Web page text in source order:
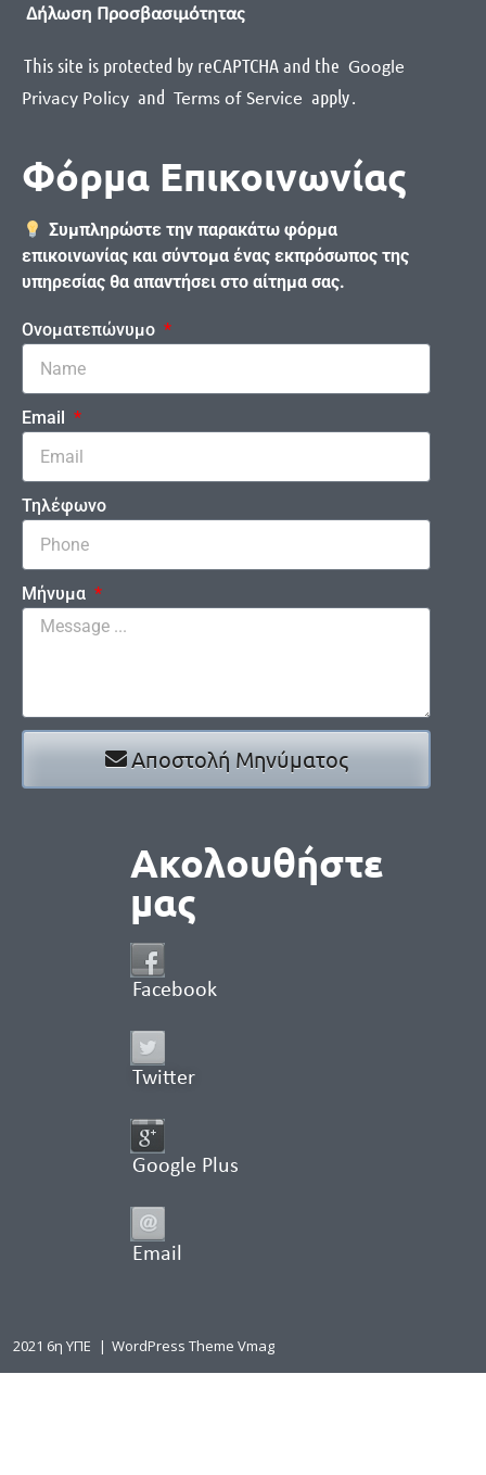
Δήλωση Προσβασιμότητας
This site is protected by reCAPTCHA and the Google
Privacy Policy and Terms of Service apply.
Φόρμα Επικοινωνίας
Συμπληρώστε την παρακάτω φόρμα
επικοινωνίας και σύντομα ένας εκπρόσωπος της
υπηρεσίας θα απαντήσει στο αίτημα σας.
Ονοματεπώνυμο
Email
Τηλέφωνο
Μήνυμα
Αποστολή Μηνύματος
Ακολουθήστε
μας
Facebook
Twitter
Google Plus
Email
2021 6η ΥΠΕ | WordPress Theme Vmag